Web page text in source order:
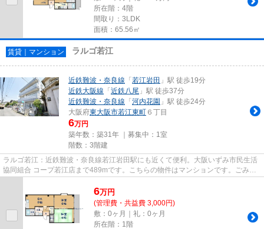
所在階：4階
間取り：3LDK
面積：65.56㎡
賃貸｜マンション ラルゴ若江
近鉄難波・奈良線 「若江岩田 」駅 徒歩19分
近鉄大阪線 「近鉄八尾 」駅 徒歩37分
近鉄難波・奈良線 「河内花園 」駅 徒歩24分
大阪府東大阪市若江東町 ６丁目
6万円
築年数：築31年 ｜募集中： 1室
階数：3階建
ラルゴ若江：近鉄難波・奈良線若江岩田駅にも近くて便利。大阪いずみ市民生活
協同組合 コープ若江店まで489mです。こちらの物件はマンションです。ごみ置
き場も近くにあり、使い勝手も...
6万円
(管理費・共益費 3,000円)
敷：0ヶ月｜礼：0ヶ月
所在階：1階